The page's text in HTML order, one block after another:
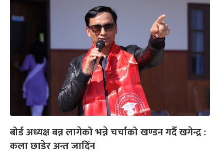
बोर्ड अध्यक्ष बन्न लागेको भन्ने चर्चाको खण्डन गर्दै खगेन्द्र :
कला छाडेर अन्त जादिँन